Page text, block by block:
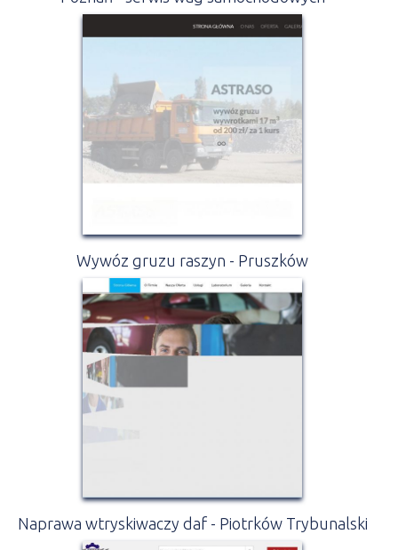
Wywóz gruzu raszyn - Pruszków
Naprawa wtryskiwaczy daf - Piotrków Trybunalski